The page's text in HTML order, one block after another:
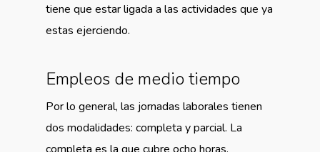
tiene que estar ligada a las actividades que ya
estas ejerciendo.
Empleos de medio tiempo
Por lo general, las jornadas laborales tienen
dos modalidades: completa y parcial. La